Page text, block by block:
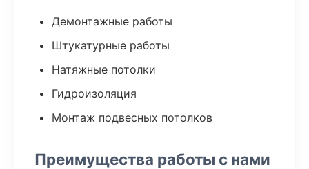
Демонтажные работы
Штукатурные работы
Натяжные потолки
Гидроизоляция
Монтаж подвесных потолков
Преимущества работы с нами